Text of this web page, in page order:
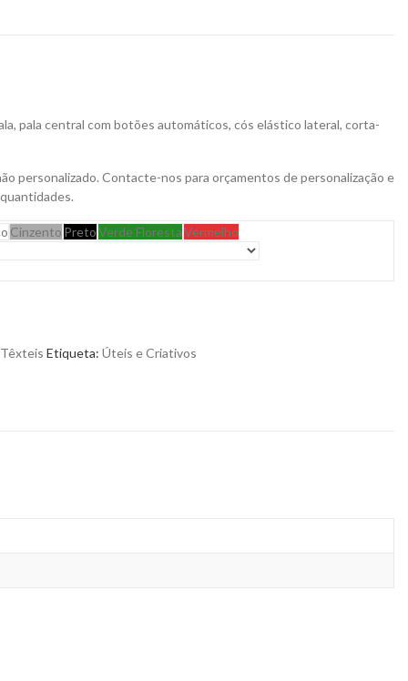
pala central com botões automáticos, cós elástico lateral, corta-
personalizado. Contacte-nos para orçamentos de personalização e
Cinzento PretoVerde FlorestaVermelho
Têxteis Etiqueta: Úteis e Criativos